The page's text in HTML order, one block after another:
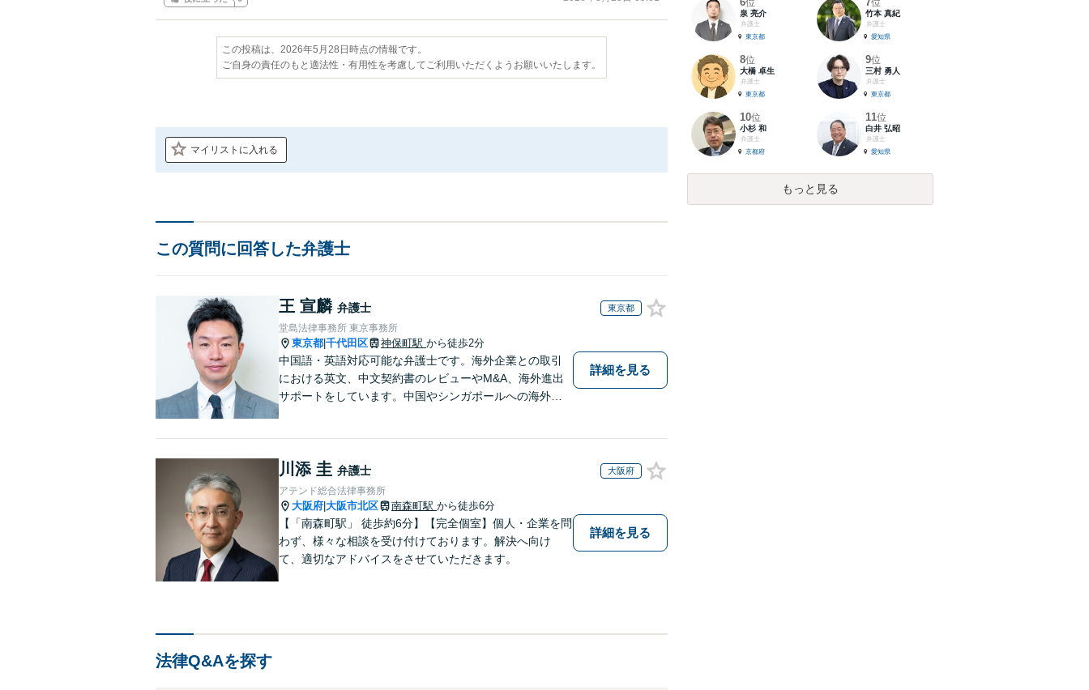
この投稿は、2026年5月28日時点の情報です。
ご自身の責任のもと適法性・有用性を考慮してご利用いただくようお願いいたします。
マイリストに入れる
この質問に回答した弁護士
王 宣麟 弁護士 東京都
堂島法律事務所 東京事務所
東京都 千代田区 神保町駅 から徒歩2分
中国語・英語対応可能な弁護士です。海外企業との取引
における英文、中文契約書のレビューやM&A、海外進出
サポートをしています。中国やシンガポールへの海外留
詳細を見る
川添 圭 弁護士 大阪府
アテンド総合法律事務所
大阪府 大阪市北区 南森町駅 から徒歩6分
【「南森町駅」 徒歩約6分】【完全個室】個人・企業を問
わず、様々な相談を受け付けております。解決へ向け
て、適切なアドバイスをさせていただきます。
詳細を見る
法律Q&Aを探す
位
泉 亮介
弁護士
東京都
位
竹本 真紀
弁護士
愛知県
8位
大橋 卓生
弁護士
東京都
9位
三村 勇人
弁護士
東京都
10位
小杉 和
弁護士
京都府
11位
白井 弘昭
弁護士
愛知県
もっと見る